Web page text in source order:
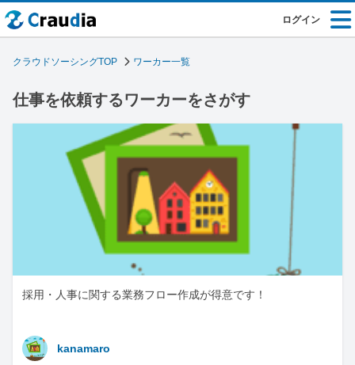
ログイン
クラウドソーシングTOP ワーカー一覧
仕事を依頼するワーカーをさがす
採用・人事に関する業務フロー作成が得意です！
kanamaro